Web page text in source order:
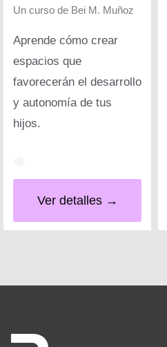
Un curso de Bei M. Muñoz
Aprende cómo crear
espacios que
favorecerán el desarrollo
y autonomía de tus
hijos.
Ver detalles →